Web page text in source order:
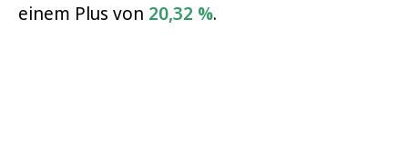
einem Plus von 20,32 %.